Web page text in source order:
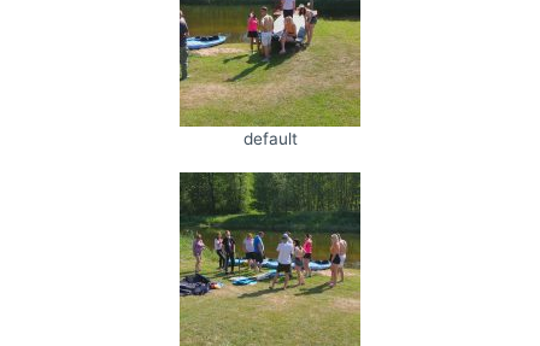
default